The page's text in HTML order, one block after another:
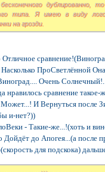
дублированно,
типа. Я имею в виду
на грозди.
ПроСветлённой
Очень
нравилось сравнение
И Вернуться после
и-нет?))
- Такие-же...!(хоть и
Дойдёт до Апогея...(а после
для подскока)